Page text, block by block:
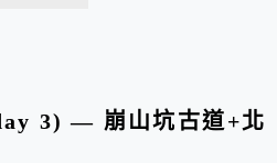
3) — 崩山坑古道+北